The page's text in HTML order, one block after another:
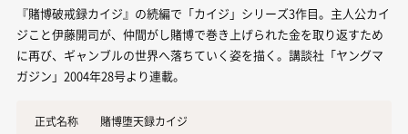
『賭博破戒録カイジ』の続編で「カイジ」シリーズ3作目。主人公カイ
ジこと伊藤開司が、仲間がし賭博で巻き上げられた金を取り返すため
に再び、ギャンブルの世界へ落ちていく姿を描く。講談社「ヤングマ
ガジン」2004年28号より連載。
正式名称
賭博堕天録カイジ